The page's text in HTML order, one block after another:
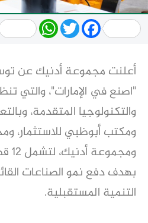
WhatsApp
TwitterFacebook
أعلنت مجموعة أدنيك عن
"اصنع في الإمارات"، والتي
والتكنولوجيا المتقدمة،
ومكتب أبوظبي للاستثمار،
بهدف دفع نمو الصناعات
التنمية المستقبلية.